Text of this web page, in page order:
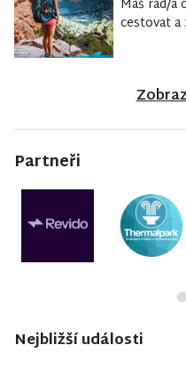
Máš rád/a
cestovat a
Partneři
Nejbližší události